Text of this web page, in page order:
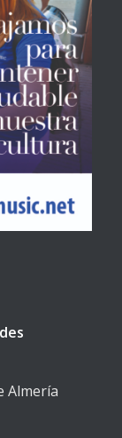
Almería